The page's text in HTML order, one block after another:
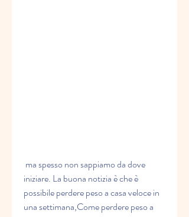
iniziare. La buona notizia è che è
possibile perdere peso a casa veloce in
una settimana,Come perdere peso a